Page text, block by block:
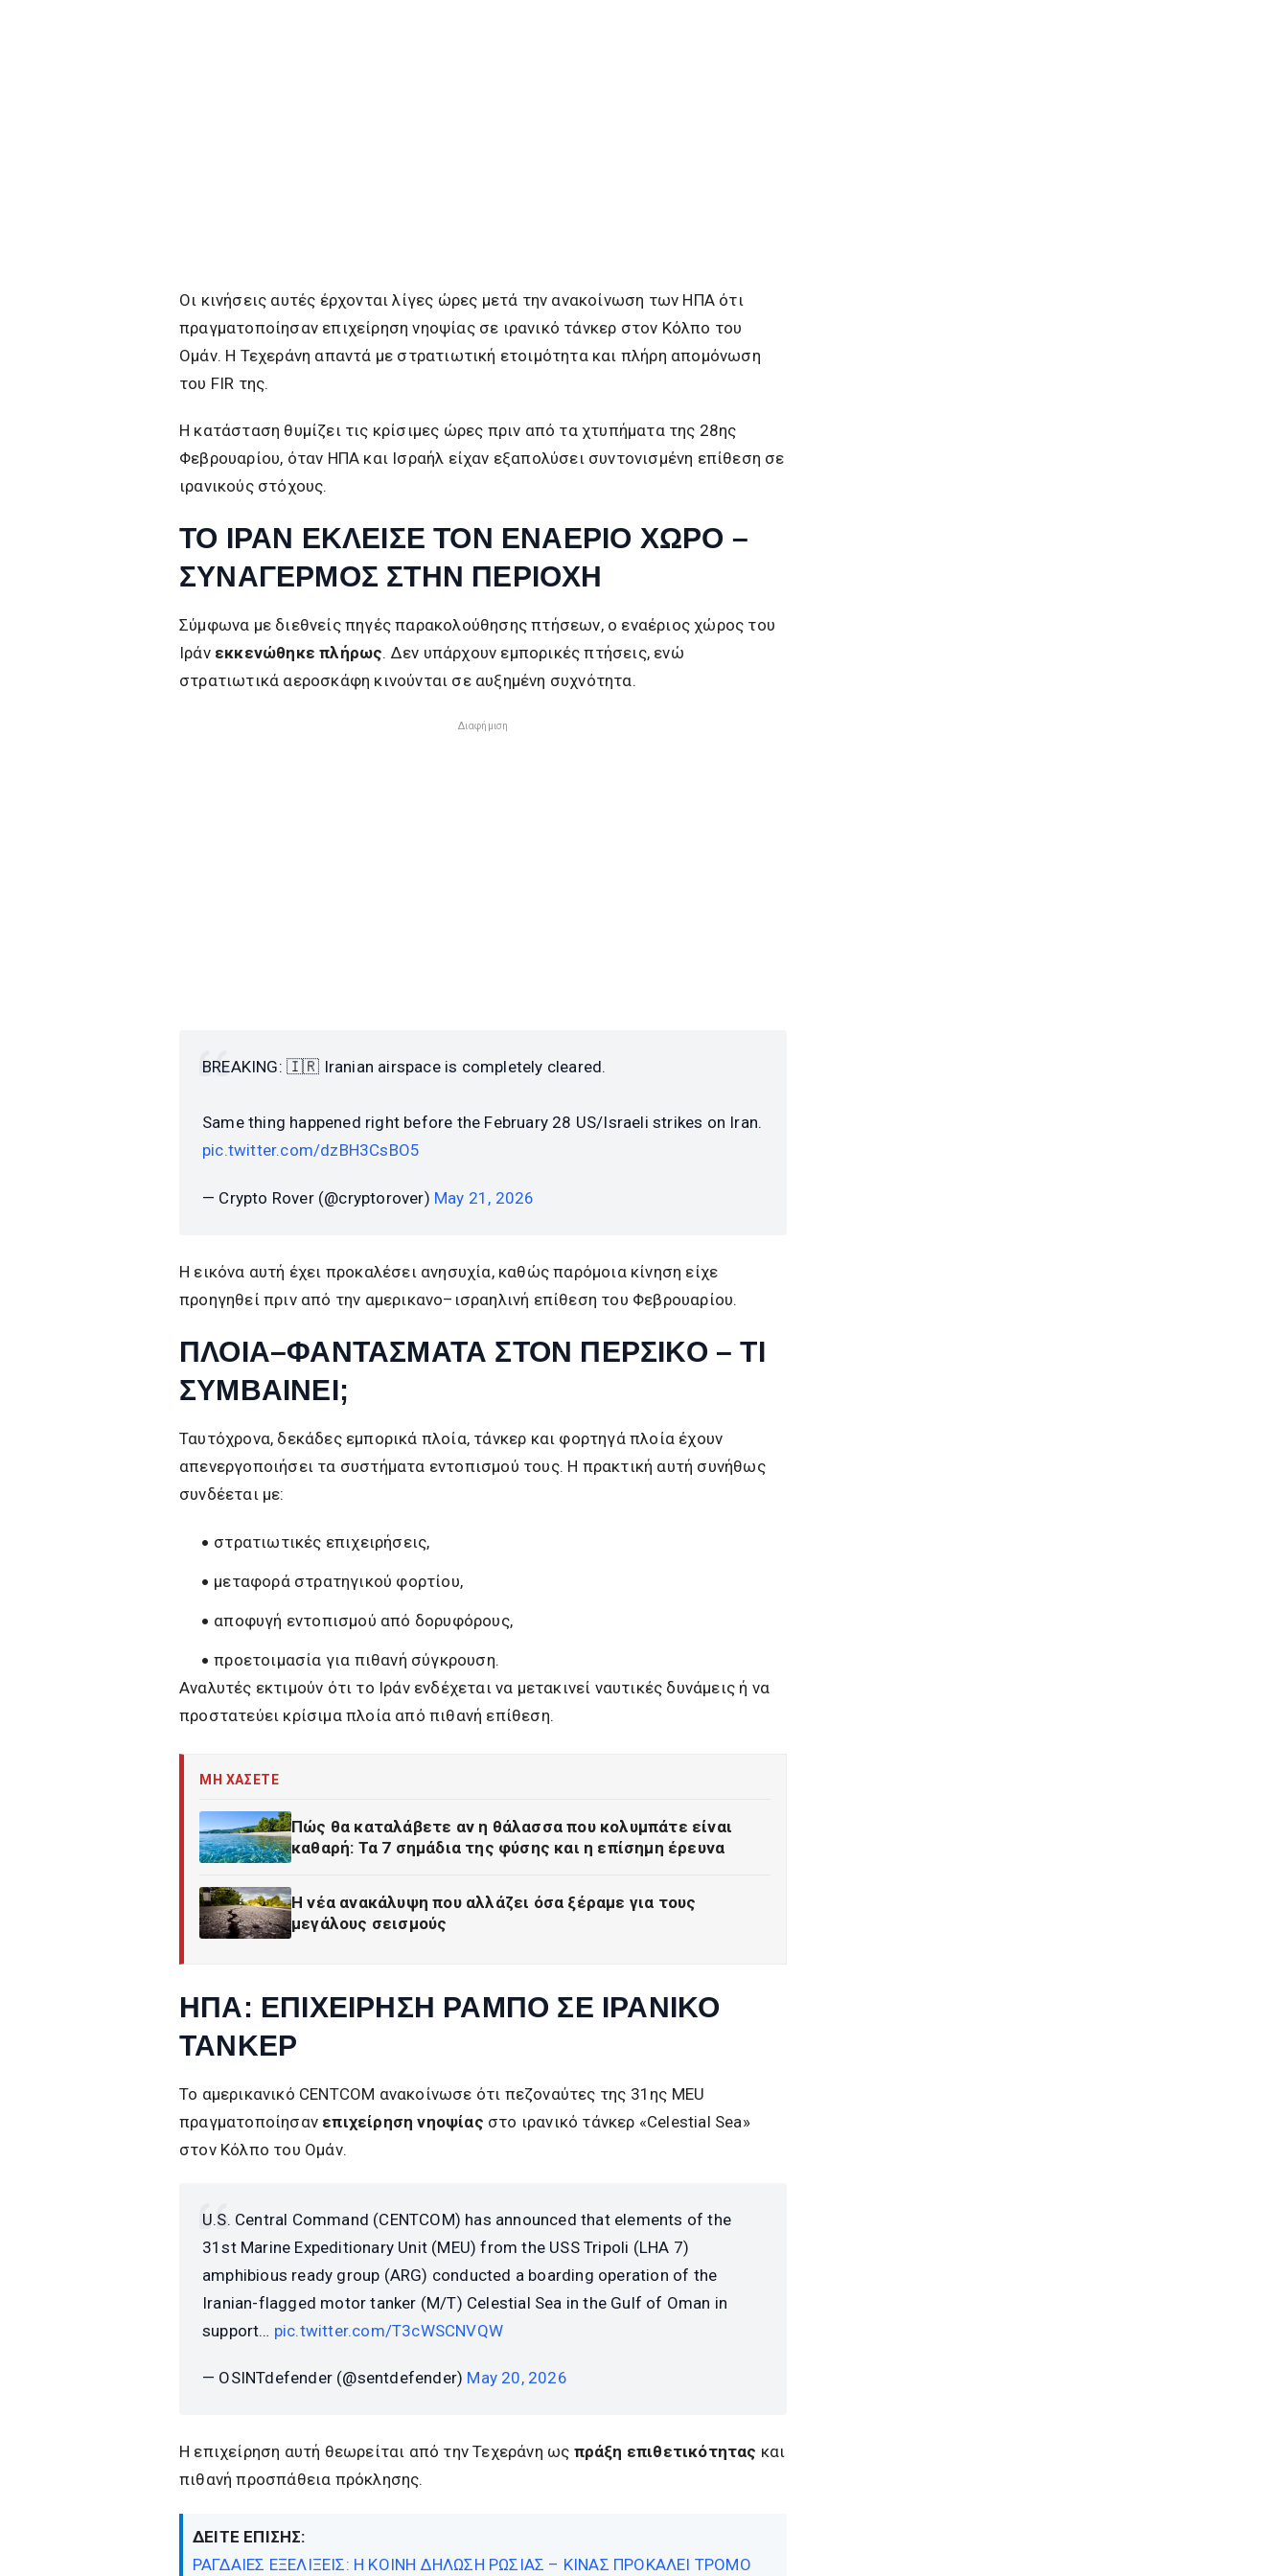
Οι κινήσεις αυτές έρχονται λίγες ώρες μετά την ανακοίνωση των ΗΠΑ ότι
πραγματοποίησαν επιχείρηση νηοψίας σε ιρανικό τάνκερ στον Κόλπο του
Ομάν. Η Τεχεράνη απαντά με στρατιωτική ετοιμότητα και πλήρη απομόνωση
του FIR της.
Η κατάσταση θυμίζει τις κρίσιμες ώρες πριν από τα χτυπήματα της 28ης
Φεβρουαρίου, όταν ΗΠΑ και Ισραήλ είχαν εξαπολύσει συντονισμένη επίθεση σε
ιρανικούς στόχους.
ΤΟ ΙΡΑΝ ΕΚΛΕΙΣΕ ΤΟΝ ΕΝΑΕΡΙΟ ΧΩΡΟ –
ΣΥΝΑΓΕΡΜΟΣ ΣΤΗΝ ΠΕΡΙΟΧΗ
Σύμφωνα με διεθνείς πηγές παρακολούθησης πτήσεων, ο εναέριος χώρος του
Ιράν εκκενώθηκε πλήρως. Δεν υπάρχουν εμπορικές πτήσεις, ενώ
στρατιωτικά αεροσκάφη κινούνται σε αυξημένη συχνότητα.
Διαφήμιση
BREAKING: 🇮🇷 Iranian airspace is completely cleared.
Same thing happened right before the February 28 US/Israeli strikes on Iran.
pic.twitter.com/dzBH3CsBO5
— Crypto Rover (@cryptorover) May 21, 2026
Η εικόνα αυτή έχει προκαλέσει ανησυχία, καθώς παρόμοια κίνηση είχε
προηγηθεί πριν από την αμερικανο–ισραηλινή επίθεση του Φεβρουαρίου.
ΠΛΟΙΑ–ΦΑΝΤΑΣΜΑΤΑ ΣΤΟΝ ΠΕΡΣΙΚΟ – ΤΙ
ΣΥΜΒΑΙΝΕΙ;
Ταυτόχρονα, δεκάδες εμπορικά πλοία, τάνκερ και φορτηγά πλοία έχουν
απενεργοποιήσει τα συστήματα εντοπισμού τους. Η πρακτική αυτή συνήθως
συνδέεται με:
στρατιωτικές επιχειρήσεις,
μεταφορά στρατηγικού φορτίου,
αποφυγή εντοπισμού από δορυφόρους,
προετοιμασία για πιθανή σύγκρουση.
Αναλυτές εκτιμούν ότι το Ιράν ενδέχεται να μετακινεί ναυτικές δυνάμεις ή να
προστατεύει κρίσιμα πλοία από πιθανή επίθεση.
ΜΗ ΧΑΣΕΤΕ
Πώς θα καταλάβετε αν η θάλασσα που κολυμπάτε είναι
καθαρή: Τα 7 σημάδια της φύσης και η επίσημη έρευνα
Η νέα ανακάλυψη που αλλάζει όσα ξέραμε για τους
μεγάλους σεισμούς
ΗΠΑ: ΕΠΙΧΕΙΡΗΣΗ ΡΑΜΠΟ ΣΕ ΙΡΑΝΙΚΟ
ΤΑΝΚΕΡ
Το αμερικανικό CENTCOM ανακοίνωσε ότι πεζοναύτες της 31ης MEU
πραγματοποίησαν επιχείρηση νηοψίας στο ιρανικό τάνκερ «Celestial Sea»
στον Κόλπο του Ομάν.
U.S. Central Command (CENTCOM) has announced that elements of the
31st Marine Expeditionary Unit (MEU) from the USS Tripoli (LHA 7)
amphibious ready group (ARG) conducted a boarding operation of the
Iranian-flagged motor tanker (M/T) Celestial Sea in the Gulf of Oman in
support… pic.twitter.com/T3cWSCNVQW
— OSINTdefender (@sentdefender) May 20, 2026
Η επιχείρηση αυτή θεωρείται από την Τεχεράνη ως πράξη επιθετικότητας και
πιθανή προσπάθεια πρόκλησης.
ΔΕΙΤΕ ΕΠΙΣΗΣ:
ΡΑΓΔΑΙΕΣ ΕΞΕΛΙΞΕΙΣ: Η ΚΟΙΝΗ ΔΗΛΩΣΗ ΡΩΣΙΑΣ – ΚΙΝΑΣ ΠΡΟΚΑΛΕΙ ΤΡΟΜΟ